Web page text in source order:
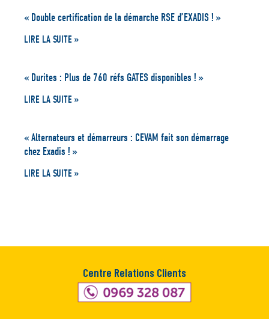
« Double certification de la démarche RSE d’EXADIS ! »
LIRE LA SUITE »
« Durites : Plus de 760 réfs GATES disponibles ! »
LIRE LA SUITE »
« Alternateurs et démarreurs : CEVAM fait son démarrage
chez Exadis ! »
LIRE LA SUITE »
Centre Relations Clients